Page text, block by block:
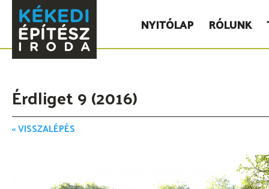
NYITÓLAP RÓLUNK
Érdliget 9 (2016)
‹‹ VISSZALÉPÉS